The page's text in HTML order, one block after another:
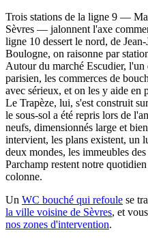
Trois stations de la ligne 9 —
Sèvres — jalonnent l'axe
ligne 10 dessert le nord, de
Boulogne, on raisonne par
Autour du marché Escudier, l'un
parisien, les commerces de
avec sérieux, et on les y aide en
Le Trapèze, lui, s'est construit
le sous-sol a été repris lors de
neufs, dimensionnés large et
intervient, les plans existent, un
deux mondes, les immeubles
Parchamp restent notre
colonne.
Un WC bouché qui refoule se
la ville voisine de Sèvres, et
nos zones d'intervention.